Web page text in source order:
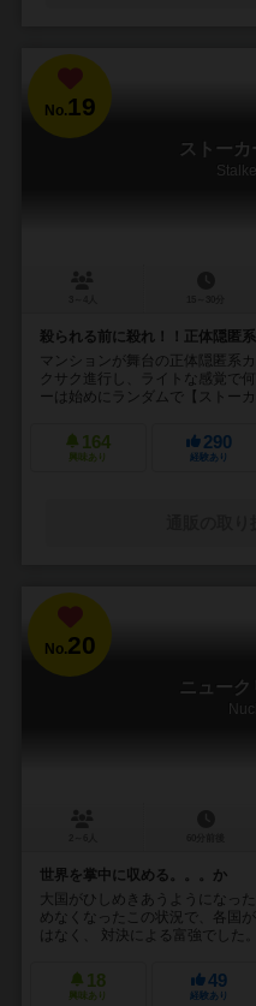
No.19
ストー
殺られる前に殺れ！！正体隠匿
マンションが舞台の正体隠匿系
クサク進行し、ライトな感覚で
ーは始めにランダムで【ストー
164
興味あり
290
経験あり
No.20
ニュー
世界を掌中に収める。。。か
大国がひしめきあうようになっ
めなくなったこの状況で、各国
はなく、 対決による富強でした
18
興味あり
49
経験あり